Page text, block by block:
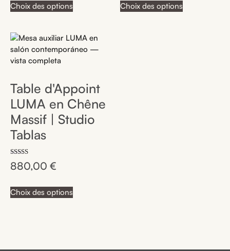
Choix des options Choix des options
Table d'Appoint
LUMA en Chêne
Massif | Studio
Tablas
Note
4.75
880,00 €
Choix des options